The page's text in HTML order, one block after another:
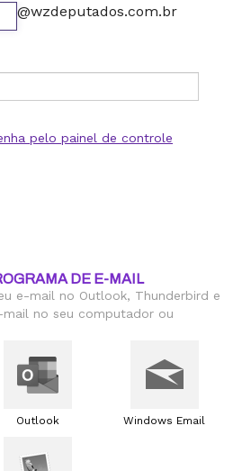
@wzdeputados.com.br
pelo painel de controle
DE E-MAIL
e-mail no Outlook, Thunderbird e
no seu computador ou
Outlook Windows Email